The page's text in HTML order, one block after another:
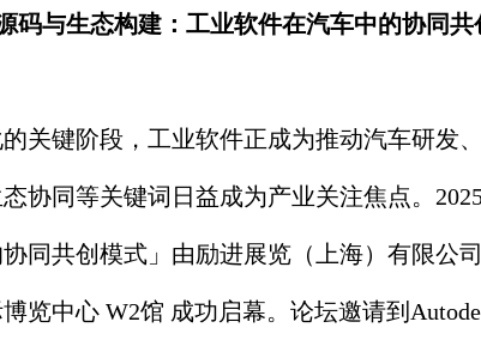
码与生态构建：工业软件在汽车中的协同共
关键阶段，工业软件正成为推动汽车研发
协同等关键词日益成为产业关注焦点。
同共创模式」由励进展览（上海）有限公
览中心 W2馆 成功启幕。论坛邀请到